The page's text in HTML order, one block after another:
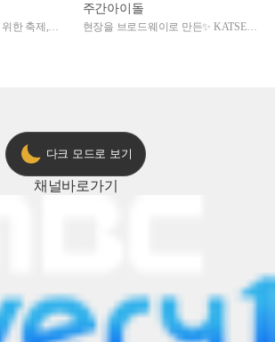
한 축제,
주간아이돌
현장을 브로드웨이로 만든✨ KATSEYE
다크 모드로 보기
채널바로가기